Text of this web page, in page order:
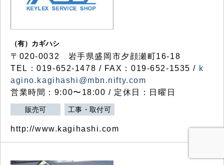
（有）カギハシ
〒020-0032 岩手県盛岡市夕顔瀬町16-18
TEL：019-652-1478 / FAX：019-652-1535 / k
agino.kagihashi@mbn.nifty.com
営業時間：9:00〜18:00 / 定休日：日曜日
販売可 工事・取付可
http://www.kagihashi.com